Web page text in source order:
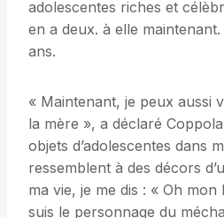
adolescentes riches et
en a deux. à elle
ans.
« Maintenant, je peux aussi
la mère », a déclaré
objets d’adolescentes dans
ressemblent à des décors
ma vie, je me dis : « Oh mon
suis le personnage du